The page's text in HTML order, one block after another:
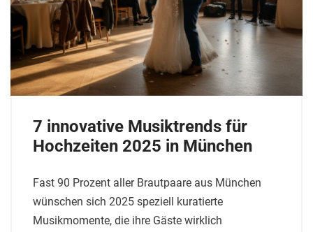
7 innovative Musiktrends für
Hochzeiten 2025 in München
Fast 90 Prozent aller Brautpaare aus München
wünschen sich 2025 speziell kuratierte
Musikmomente, die ihre Gäste wirklich